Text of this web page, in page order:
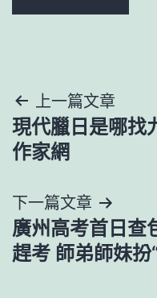
文
章
覽
上一篇文章
現代臘日是哪找
作家網
下一篇文章
廣州高考首日查
趕考 師弟師妹扮